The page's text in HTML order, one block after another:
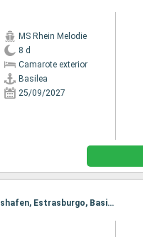
MS Rhein Melodie
8 d
Camarote exterior
Basilea
25/09/2027
Itinerario : Colonia, Amsterdam, Nimwegen, Colonia, Coblenza, Rudesheim, Ludwigshafen, Estrasburgo, Basilea